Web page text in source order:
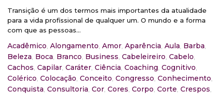
Transição é um dos termos mais importantes da atualidade
para a vida profissional de qualquer um. O mundo e a forma
com que as pessoas...
Acadêmico, Alongamento, Amor, Aparência, Aula, Barba,
Beleza, Boca, Branco, Business, Cabeleireiro, Cabelo,
Cachos, Capilar, Caráter, Ciência, Coaching, Cognitivo,
Colérico, Colocação, Conceito, Congresso, Conhecimento,
Conquista, Consultoria, Cor, Cores, Corpo, Corte, Crespos,